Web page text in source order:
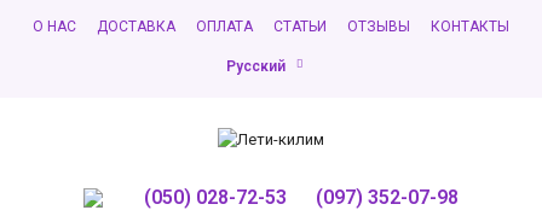
О НАС ДОСТАВКА ОПЛАТА СТАТЬИ ОТЗЫВЫ КОНТАКТЫ
Русский
(050) 028-72-53 (097) 352-07-98